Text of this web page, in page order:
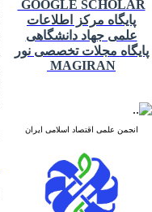
GOOGLE SCHOLAR
پایگاه مرکز اطلاعات
علمی جهاد دانشگاهی
پایگاه مجلات تخصصی نور
MAGIRAN
انجمن علمی اقتصاد اسلامی ایران